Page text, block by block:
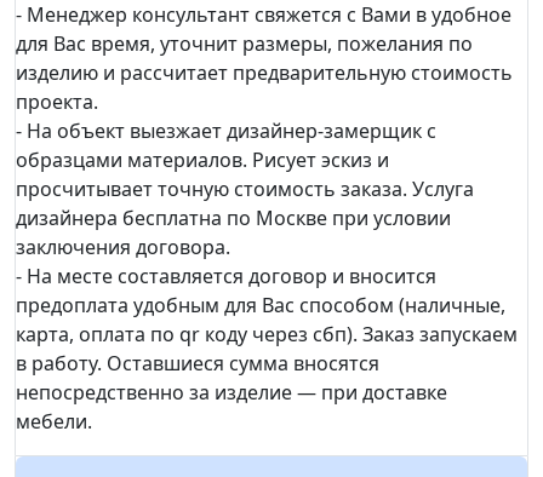
- Менеджер консультант свяжется с Вами в удобное
для Вас время, уточнит размеры, пожелания по
изделию и рассчитает предварительную стоимость
проекта.
- На объект выезжает дизайнер-замерщик с
образцами материалов. Рисует эскиз и
просчитывает точную стоимость заказа. Услуга
дизайнера бесплатна по Москве при условии
заключения договора.
- На месте составляется договор и вносится
предоплата удобным для Вас способом (наличные,
карта, оплата по qr коду через сбп). Заказ запускаем
в работу. Оставшиеся сумма вносятся
непосредственно за изделие — при доставке
мебели.